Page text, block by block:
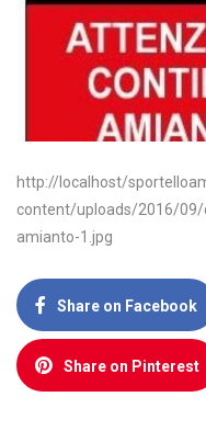
http://localhost/
content/uploads/2016/
amianto-1.jpg
Share on Facebook
Share on Pinterest